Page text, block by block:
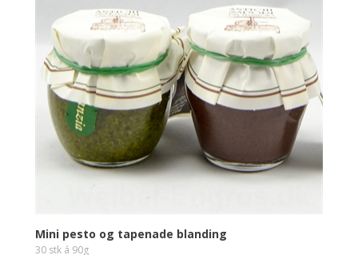
Mini pesto og tapenade blanding
30 stk á 90g